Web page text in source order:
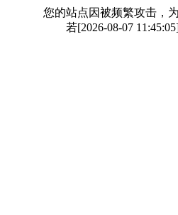
您的站点因被频繁攻击，
若[2026-08-07